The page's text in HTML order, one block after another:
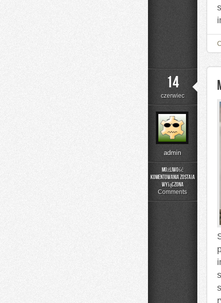
14
czerwiec
admin
Możliwość
komentowania
Size
została
wyłączona
Comments